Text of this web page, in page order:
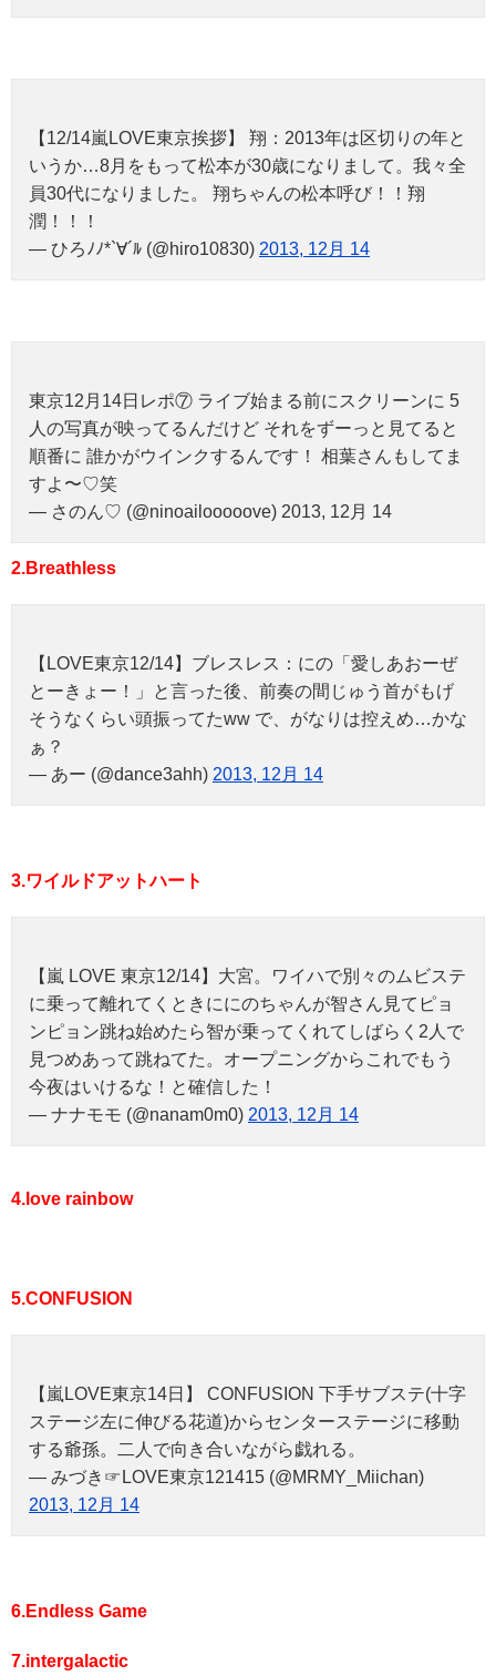
【12/14嵐LOVE東京挨拶】 翔：2013年は区切りの年と
いうか…8月をもって松本が30歳になりまして。我々全
員30代になりました。 翔ちゃんの松本呼び！！翔
潤！！！
— ひろﾉﾉ*`∀´ﾙ (@hiro10830) 2013, 12月 14
東京12月14日レポ⑦ ライブ始まる前にスクリーンに 5
人の写真が映ってるんだけど それをずーっと見てると
順番に 誰かがウインクするんです！ 相葉さんもしてま
すよ〜♡笑
— さのん♡ (@ninoailooooove) 2013, 12月 14
2.Breathless
【LOVE東京12/14】ブレスレス：にの「愛しあおーぜ
とーきょー！」と言った後、前奏の間じゅう首がもげ
そうなくらい頭振ってたww で、がなりは控えめ…かな
ぁ？
— あー (@dance3ahh) 2013, 12月 14
3.ワイルドアットハート
【嵐 LOVE 東京12/14】大宮。ワイハで別々のムビステ
に乗って離れてくときににのちゃんが智さん見てピョ
ンピョン跳ね始めたら智が乗ってくれてしばらく2人で
見つめあって跳ねてた。オープニングからこれでもう
今夜はいけるな！と確信した！
— ナナモモ (@nanam0m0) 2013, 12月 14
4.love rainbow
5.CONFUSION
【嵐LOVE東京14日】 CONFUSION 下手サブステ(十字
ステージ左に伸びる花道)からセンターステージに移動
する爺孫。二人で向き合いながら戯れる。
— みづき☞LOVE東京121415 (@MRMY_Miichan)
2013, 12月 14
6.Endless Game
7.intergalactic